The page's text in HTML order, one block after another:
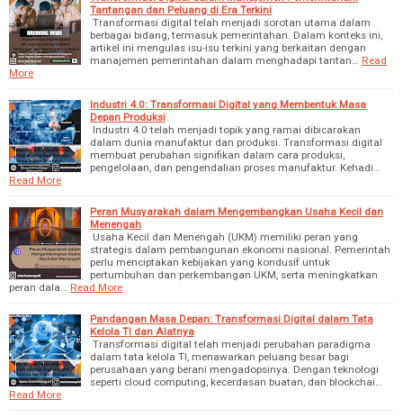
Tantangan dan Peluang di Era Terkini
Transformasi digital telah menjadi sorotan utama dalam
berbagai bidang, termasuk pemerintahan. Dalam konteks ini,
artikel ini mengulas isu-isu terkini yang berkaitan dengan
manajemen pemerintahan dalam menghadapi tantan…
Read
More
Industri 4.0: Transformasi Digital yang Membentuk Masa
Depan Produksi
Industri 4.0 telah menjadi topik yang ramai dibicarakan
dalam dunia manufaktur dan produksi. Transformasi digital
membuat perubahan signifikan dalam cara produksi,
pengelolaan, dan pengendalian proses manufaktur. Kehadi…
Read More
Peran Musyarakah dalam Mengembangkan Usaha Kecil dan
Menengah
Usaha Kecil dan Menengah (UKM) memiliki peran yang
strategis dalam pembangunan ekonomi nasional. Pemerintah
perlu menciptakan kebijakan yang kondusif untuk
pertumbuhan dan perkembangan UKM, serta meningkatkan
peran dala…
Read More
Pandangan Masa Depan: Transformasi Digital dalam Tata
Kelola TI dan Alatnya
Transformasi digital telah menjadi perubahan paradigma
dalam tata kelola TI, menawarkan peluang besar bagi
perusahaan yang berani mengadopsinya. Dengan teknologi
seperti cloud computing, kecerdasan buatan, dan blockchai…
Read More